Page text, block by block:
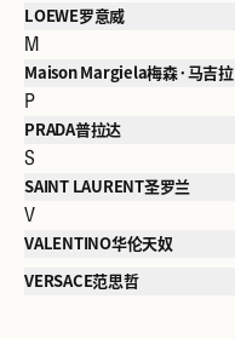
LOEWE罗意威
M
Maison Margiela梅森·马吉拉
P
PRADA普拉达
S
SAINT LAURENT圣罗兰
V
VALENTINO华伦天奴
VERSACE范思哲